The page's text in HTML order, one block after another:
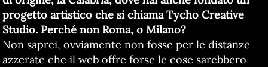
progetto artistico che si chiama Tycho Creative
Studio. Perché non Roma, o Milano?
Non saprei, ovviamente non fosse per le distanze
azzerate che il web offre forse le cose sarebbero